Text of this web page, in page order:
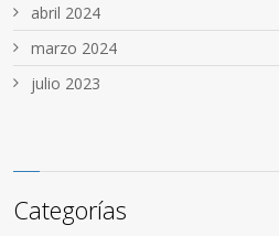
abril 2024
marzo 2024
julio 2023
Categorías